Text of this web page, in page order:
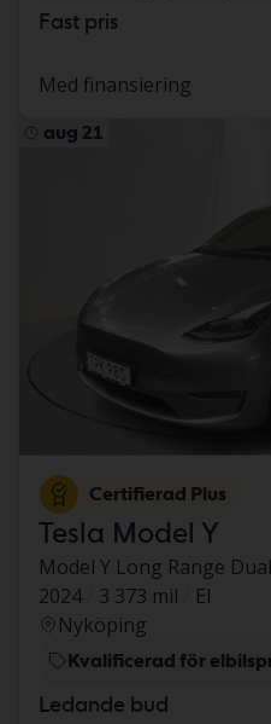
Fast pris
Med finansiering
aug 21
Certifierad Plus
Tesla Model Y
Model Y Long Range
2024
3 373 mil
El
Nyköping
Kvalificerad för
Ledande bud